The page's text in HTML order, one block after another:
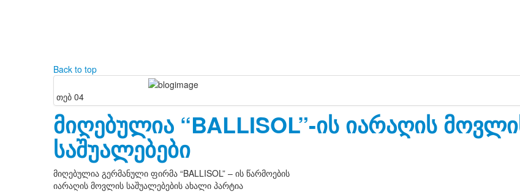
Back to top
თებ 04
მიღებულია “BALLISOL”-ის იარაღის
საშუალებები
მიღებულია გერმანული ფირმა “BALLISOL” – ის წარმოების
იარაღის მოვლის საშუალებების ახალი პარტია